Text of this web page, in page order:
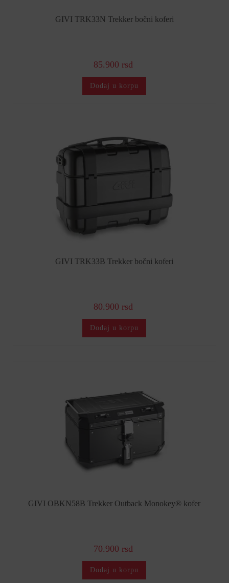
GIVI TRK33N Trekker bočni koferi
85.900 rsd
Dodaj u korpu
GIVI TRK33B Trekker bočni koferi
80.900 rsd
Dodaj u korpu
GIVI OBKN58B Trekker Outback Monokey® kofer
70.900 rsd
Dodaj u korpu